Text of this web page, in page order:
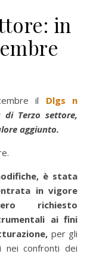
in
il Dlgs n
di Terzo settore,
aggiunto.
è stata
in vigore
richiesto
ai fini
per gli
nei confronti dei